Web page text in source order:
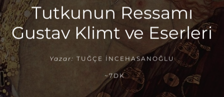
Tutkunun Ressamı
Gustav Klimt ve Eserleri
Yazar: TUĞÇE İNCEHASANOĞLU
~7DK